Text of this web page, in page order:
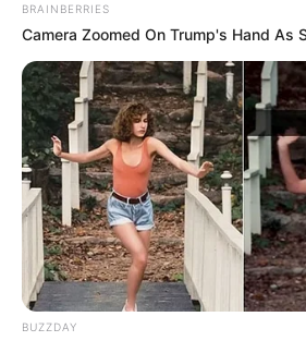
BRAINBERRIES
Camera Zoomed On Trump's Hand As
BUZZDAY